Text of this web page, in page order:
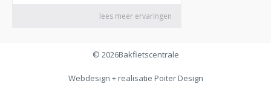
© 2026Bakfietscentrale
Webdesign + realisatie Poiter Design